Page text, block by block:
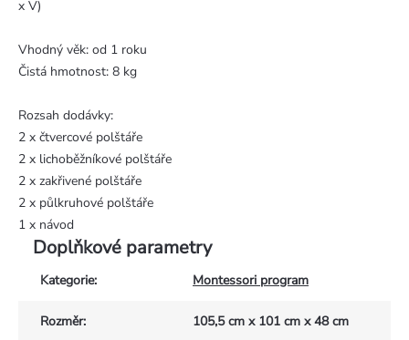
x V)
Vhodný věk: od 1 roku
Čistá hmotnost: 8 kg
Rozsah dodávky:
2 x čtvercové polštáře
2 x lichoběžníkové polštáře
2 x zakřivené polštáře
2 x půlkruhové polštáře
1 x návod
Doplňkové parametry
Kategorie: Montessori program
Rozměr: 105,5 cm x 101 cm x 48 cm